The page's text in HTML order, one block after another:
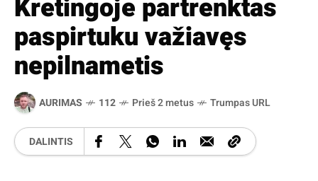
Kretingoje partrenktas
paspirtuku važiavęs
nepilnametis
AURIMAS 112 Prieš 2 metus Trumpas URL
DALINTIS